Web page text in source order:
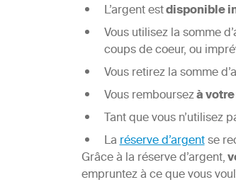
L’argent estdisponible
Vous utilisez la somme
coups de coeur, ou
Vous retirez la somme
Vous remboursezà
Tant que vous n’utilisez
Laréserve d’argentse
Grâce à la réserve d’argent,
empruntez à ce que vous